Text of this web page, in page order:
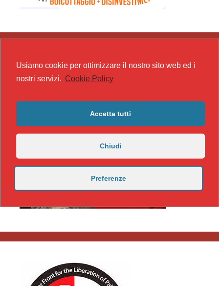
Usiamo cookie per ottimizzare il nostro sito web ed i
nostri servizi. Cookie Policy
Accetta tutti
Chiudi
Preferenze